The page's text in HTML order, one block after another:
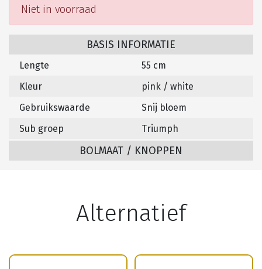
Niet in voorraad
BASIS INFORMATIE
Lengte
55 cm
Kleur
pink / white
Gebruikswaarde
Snij bloem
Sub groep
Triumph
BOLMAAT / KNOPPEN
Alternatief